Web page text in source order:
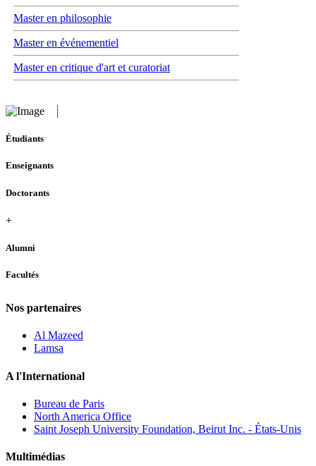
Master en philosophie
Master en événementiel
Master en critique d'art et curatoriat
Étudiants
Enseignants
Doctorants
+
Alumni
Facultés
Nos partenaires
Al Mazeed
Lamsa
A l'International
Bureau de Paris
North America Office
Saint Joseph University Foundation, Beirut Inc. - États-Unis
Multimédias